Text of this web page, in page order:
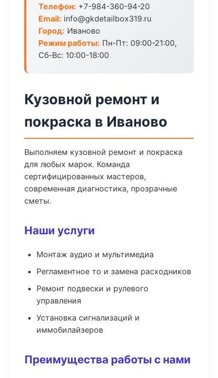
Телефон: +7-984-360-94-20
Email: info@gkdetailbox319.ru
Город: Иваново
Режим работы: Пн-Пт: 09:00-21:00,
Сб-Вс: 10:00-18:00
Кузовной ремонт и
покраска в Иваново
Выполняем кузовной ремонт и покраска
для любых марок. Команда
сертифицированных мастеров,
современная диагностика, прозрачные
сметы.
Наши услуги
Монтаж аудио и мультимедиа
Регламентное то и замена расходников
Ремонт подвески и рулевого
управления
Установка сигнализаций и
иммобилайзеров
Преимущества работы с нами